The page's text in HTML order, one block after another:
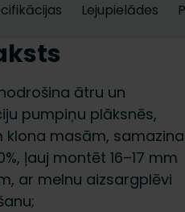
Lejupielādes
ātru un
pumpiņu plāksnēs,
masām, samazina
ļauj montēt 16–17 mm
ar melnu aizsargplēvi